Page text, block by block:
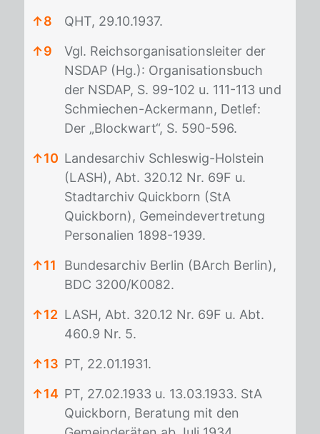
↑8
QHT, 29.10.1937.
↑9
Vgl. Reichsorganisationsleiter der
NSDAP (Hg.): Organisationsbuch
der NSDAP, S. 99-102 u. 111-113 und
Schmiechen-Ackermann, Detlef:
Der „Blockwart“, S. 590-596.
↑10 Landesarchiv Schleswig-Holstein
(LASH), Abt. 320.12 Nr. 69F u.
Stadtarchiv Quickborn (StA
Quickborn), Gemeindevertretung
Personalien 1898-1939.
↑11
Bundesarchiv Berlin (BArch Berlin),
BDC 3200/K0082.
↑12 LASH, Abt. 320.12 Nr. 69F u. Abt.
460.9 Nr. 5.
↑13 PT, 22.01.1931.
↑14 PT, 27.02.1933 u. 13.03.1933. StA
Quickborn, Beratung mit den